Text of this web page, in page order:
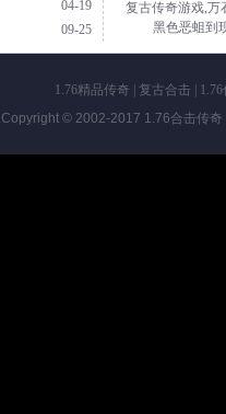
04-19
09-25
复古传奇游戏,万
黑色恶蛆到
1.76精品传奇 复古合击|
Copyright © 2002-2017 1.76合击传奇